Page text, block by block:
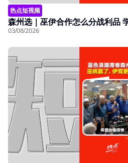
热点短视频
森州选｜巫伊合作怎么分战利品
03/08/2026